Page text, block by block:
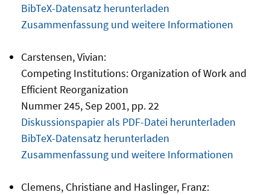
BibTeX-Datensatz herunterladen
Zusammenfassung und weitere Informationen
Carstensen, Vivian:
Competing Institutions: Organization of Work and
Efficient Reorganization
Nummer 245, Sep 2001, pp. 22
Diskussionspapier als PDF-Datei herunterladen
BibTeX-Datensatz herunterladen
Zusammenfassung und weitere Informationen
Clemens, Christiane and Haslinger, Franz: